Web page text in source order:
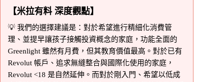
【米拉有料 深度觀點】
💡 我們的選擇建議是：對於希望進行精細化消費管
理、並提早讓孩子接觸投資概念的家庭，功能全面的
Greenlight 雖然有月費，但其教育價值最高。對於已有
Revolut 帳戶、追求無縫整合與國際化使用的家庭，
Revolut <18 是自然延伸。而對於剛入門、希望以低成